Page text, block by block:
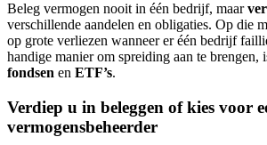
Beleg vermogen nooit in één bedrijf, maar
verschillende aandelen en obligaties. Op die
op grote verliezen wanneer er één bedrijf
handige manier om spreiding aan te brengen,
fondsen en ETF’s.
Verdiep u in beleggen of kies voor
vermogensbeheerder